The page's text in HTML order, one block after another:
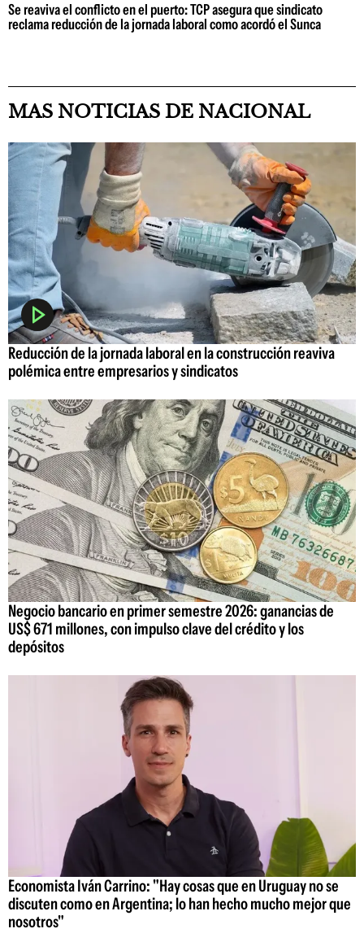
Se reaviva el conflicto en el puerto: TCP asegura que sindicato
reclama reducción de la jornada laboral como acordó el Sunca
MAS NOTICIAS DE NACIONAL
Reducción de la jornada laboral en la construcción reaviva
polémica entre empresarios y sindicatos
Negocio bancario en primer semestre 2026: ganancias de
US$ 671 millones, con impulso clave del crédito y los
depósitos
Economista Iván Carrino: "Hay cosas que en Uruguay no se
discuten como en Argentina; lo han hecho mucho mejor que
nosotros"